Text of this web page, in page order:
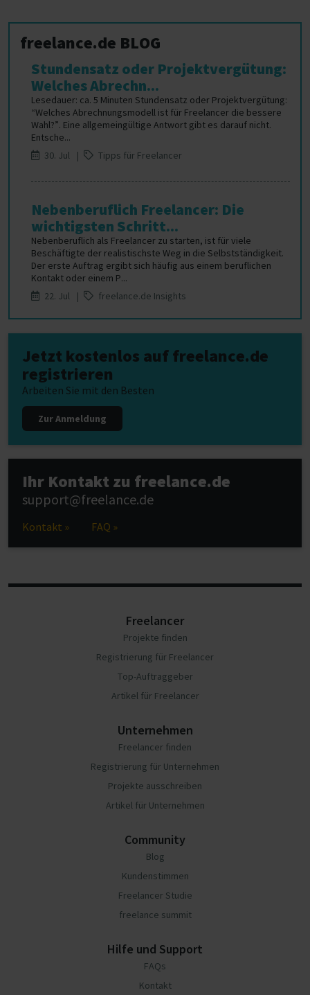
freelance.de BLOG
Stundensatz oder Projektvergütung:
Welches Abrechn...
Lesedauer: ca. 5 Minuten Stundensatz oder Projektvergütung:
“Welches Abrechnungsmodell ist für Freelancer die bessere
Wahl?”. Eine allgemeingültige Antwort gibt es darauf nicht.
Entsche...
30. Jul |
Tipps für Freelancer
Nebenberuflich Freelancer: Die
wichtigsten Schritt...
Nebenberuflich als Freelancer zu starten, ist für viele
Beschäftigte der realistischste Weg in die Selbstständigkeit.
Der erste Auftrag ergibt sich häufig aus einem beruflichen
Kontakt oder einem P...
22. Jul |
freelance.de Insights
Jetzt kostenlos auf freelance.de
registrieren
Arbeiten Sie mit den Besten
Zur Anmeldung
Ihr Kontakt zu freelance.de
support@freelance.de
Kontakt » FAQ »
Freelancer
Projekte finden
Registrierung für Freelancer
Top-Auftraggeber
Artikel für Freelancer
Unternehmen
Freelancer finden
Registrierung für Unternehmen
Projekte ausschreiben
Artikel für Unternehmen
Community
Blog
Kundenstimmen
Freelancer Studie
freelance summit
Hilfe und Support
FAQs
Kontakt